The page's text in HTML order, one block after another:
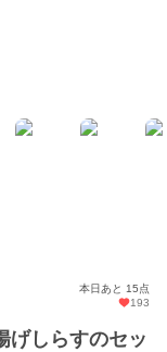
本日あと 15点
193
げしらすのセッ